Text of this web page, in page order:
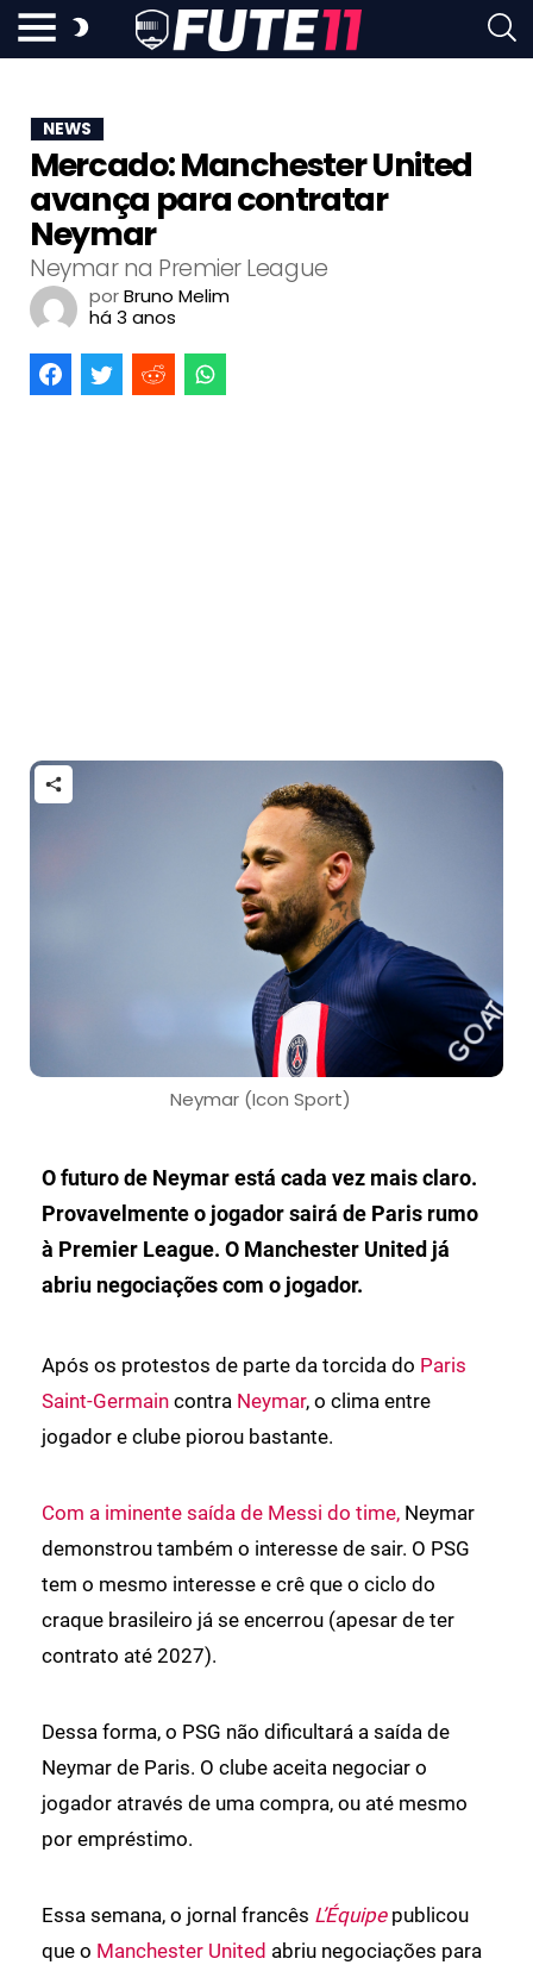
NEWS
Mercado: Manchester United
avança para contratar
Neymar
Neymar na Premier League
porBruno Melim
há 3 anos
Neymar (Icon Sport)
O futuro de Neymar está cada vez mais claro.
Provavelmente o jogador sairá de Paris rumo
à Premier League. O Manchester United já
abriu negociações com o jogador.
Após os protestos de parte da torcida do Paris
Saint-Germain contra Neymar, o clima entre
jogador e clube piorou bastante.
Com a iminente saída de Messi do time, Neymar
demonstrou também o interesse de sair. O PSG
tem o mesmo interesse e crê que o ciclo do
craque brasileiro já se encerrou (apesar de ter
contrato até 2027).
Dessa forma, o PSG não dificultará a saída de
Neymar de Paris. O clube aceita negociar o
jogador através de uma compra, ou até mesmo
por empréstimo.
Essa semana, o jornal francês L’Équipepublicou
que o Manchester United abriu negociações para